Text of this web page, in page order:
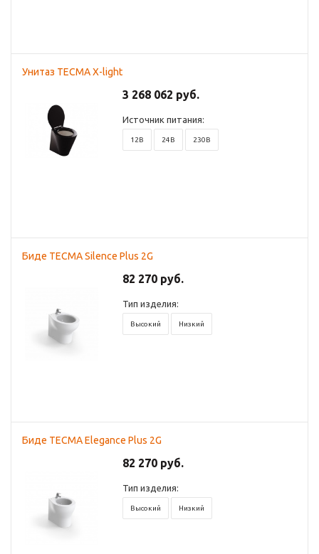
Унитаз TECMA X-light
3 268 062 руб.
Источник питания:
12В 24В 230В
Биде TECMA Silence Plus 2G
82 270 руб.
Тип изделия:
Высокий Низкий
Биде TECMA Elegance Plus 2G
82 270 руб.
Тип изделия:
Высокий Низкий